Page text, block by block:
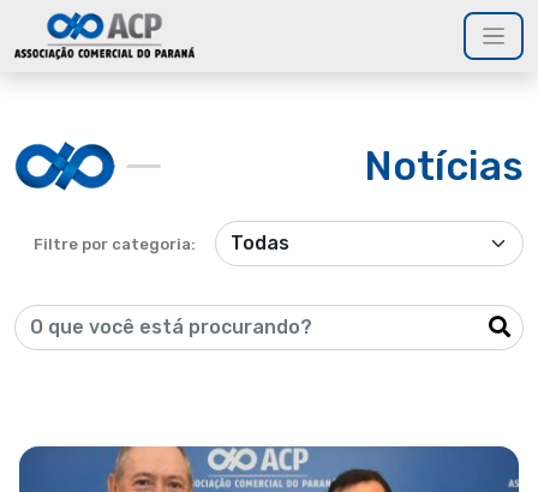
Notícias
Filtre por categoria: